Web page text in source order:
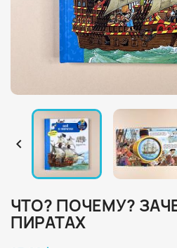

ЧТО? ПОЧЕМУ?
ПИРАТАХ